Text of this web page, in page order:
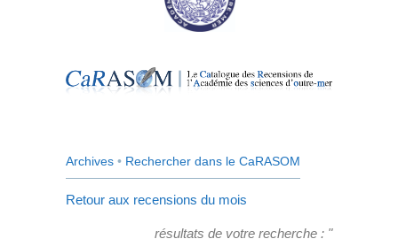
Archives • Rechercher dans le CaRASOM
Retour aux recensions du mois
résultats de votre recherche : "